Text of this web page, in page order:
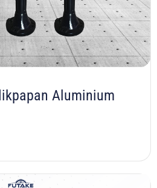
Aluminium